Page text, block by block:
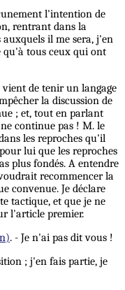
l'intention de
rentrant dans la
auxquels il me sera, j'en
qu'à tous ceux qui ont
de tenir un langage
la discussion de
; et, tout en parlant
continue pas ! M. le
les reproches qu'il
lui que les reproches
plus fondés. A entendre
recommencer la
convenue. Je déclare
tactique, et que je ne
l'article premier.
. - Je n'ai pas dit vous !
; j'en fais partie, je